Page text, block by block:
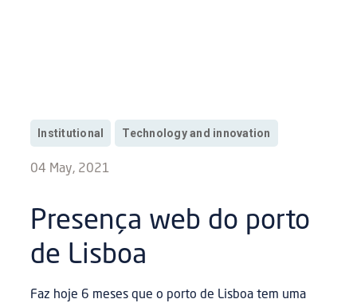
Institutional Technology and innovation
04 May, 2021
Presença web do porto
de Lisboa
Faz hoje 6 meses que o porto de Lisboa tem uma